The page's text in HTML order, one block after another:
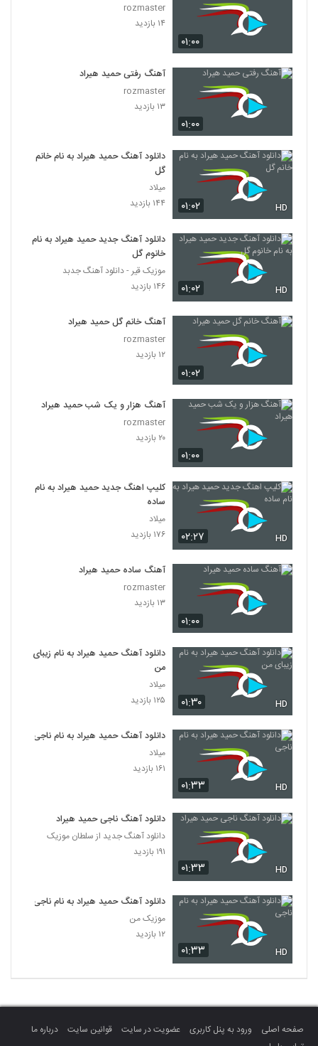
۰۱:۰۰
rozmaster
۱۴ بازدید
۰۱:۰۰
آهنگ رفتی حمید هیراد
rozmaster
۱۳ بازدید
۰۱:۰۲ HD
دانلود آهنگ حمید هیراد به نام خانم
گل
میلاد
۱۴۴ بازدید
۰۱:۰۲ HD
دانلود آهنگ جدید حمید هیراد به نام
خانوم گل
موزیک قیر - دانلود آهنگ جدبد
۱۴۶ بازدید
۰۱:۰۲
آهنگ خانم گل حمید هیراد
rozmaster
۱۲ بازدید
۰۱:۰۰
آهنگ هزار و یک شب حمید هیراد
rozmaster
۲۰ بازدید
۰۲:۲۷ HD
کلیپ اهنگ جدید حمید هیراد به نام
ساده
میلاد
۱۷۶ بازدید
۰۱:۰۰
آهنگ ساده حمید هیراد
rozmaster
۱۳ بازدید
۰۱:۳۰ HD
دانلود آهنگ حمید هیراد به نام زیبای
من
میلاد
۱۲۵ بازدید
۰۱:۳۳ HD
دانلود آهنگ حمید هیراد به نام ناجی
میلاد
۱۶۱ بازدید
۰۱:۳۳ HD
دانلود آهنگ ناجی حمید هیراد
دانلود آهنگ جدید از سلطان موزیک
۱۹۱ بازدید
۰۱:۳۳ HD
دانلود آهنگ حمید هیراد به نام ناجی
موزیک من
۱۲ بازدید
صفحه اصلی ورود به پنل کاربری عضویت در سایت قوانین سایت
درباره ما